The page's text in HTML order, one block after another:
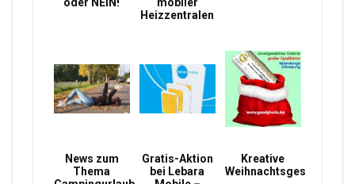
oder NEIN!
mobiler
Heizzentralen
News zum
Thema
Gratis-Aktion
bei Lebara
Kreative
Weihnachtsgeschenke